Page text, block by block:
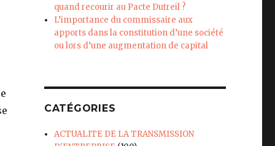
quand recourir au Pacte Dutreil ?
L’importance du commissaire aux
apports dans la constitution d’une société
ou lors d’une augmentation de capital
CATÉGORIES
ACTUALITE DE LA TRANSMISSION